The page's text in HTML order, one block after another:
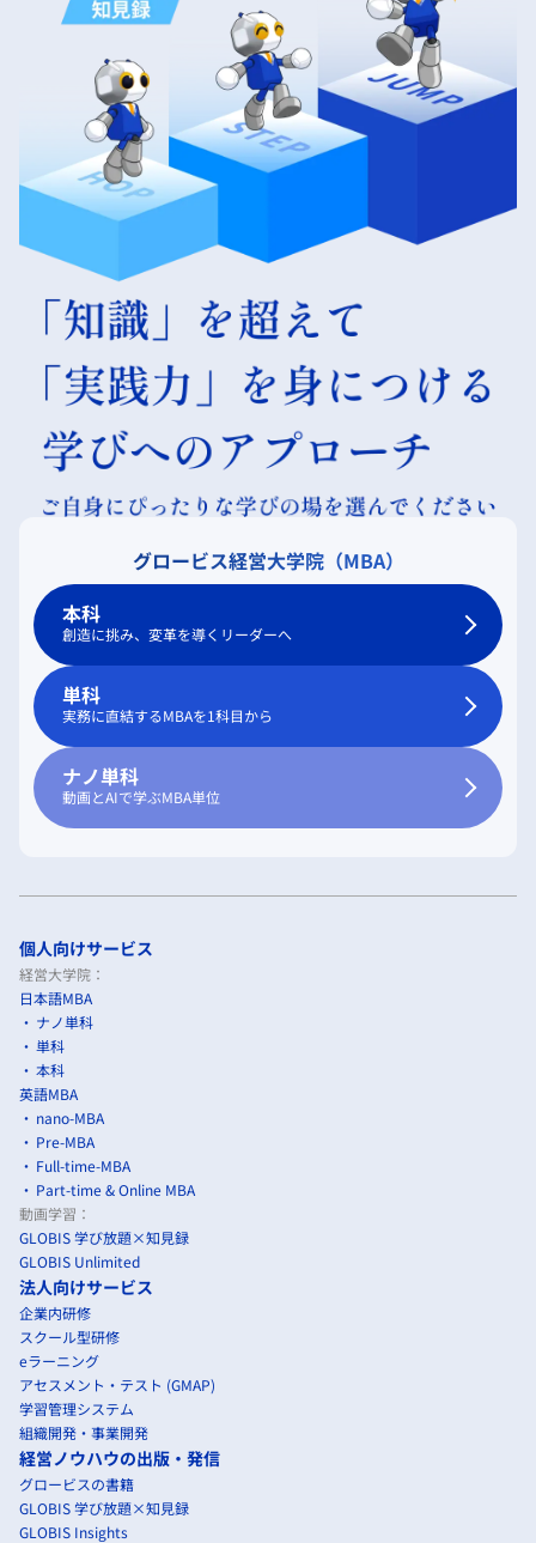
グロービス経営大学院（MBA）
本科
創造に挑み、変革を導くリーダーへ
単科
実務に直結するMBAを1科目から
ナノ単科
動画とAIで学ぶMBA単位
個人向けサービス
経営大学院：
日本語MBA
ナノ単科
単科
本科
英語MBA
nano-MBA
Pre-MBA
Full-time-MBA
Part-time & Online MBA
動画学習：
GLOBIS 学び放題×知見録
GLOBIS Unlimited
法人向けサービス
企業内研修
スクール型研修
eラーニング
アセスメント・テスト (GMAP)
学習管理システム
組織開発・事業開発
経営ノウハウの出版・発信
グロービスの書籍
GLOBIS 学び放題×知見録
GLOBIS Insights